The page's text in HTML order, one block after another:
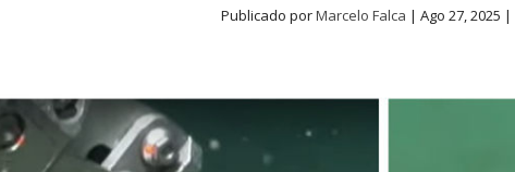
Publicado porMarcelo Falca |Ago 27, 2025 |